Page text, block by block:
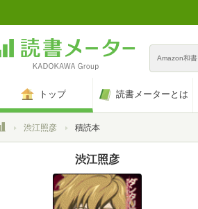
Amazon和書
トップ 読書メーターとは
トップ渋江照彦 積読本
渋江照彦